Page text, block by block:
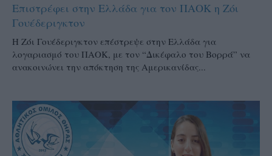
Επιστρέφει στην Ελλάδα για τον ΠΑΟΚ η Ζόι
Γουέδεριγκτον
Η Ζόι Γουέδεριγκτον επέστρεψε στην Ελλάδα για
λογαριασμό του ΠΑΟΚ, με τον “Δικέφαλο του Βορρά” να
ανακοινώνει την απόκτηση της Αμερικανίδας...